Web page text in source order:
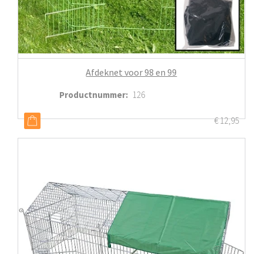
Afdeknet voor 98 en 99
Productnummer: 126
€12,95